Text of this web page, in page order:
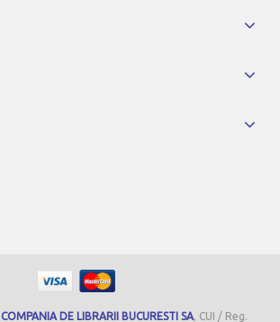
COMPANIA DE LIBRARII BUCURESTI SA, CUI / Reg.